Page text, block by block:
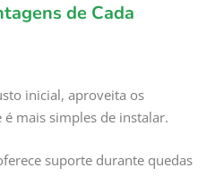
de Cada
inicial, aproveita os
é mais simples de instalar.
suporte durante quedas